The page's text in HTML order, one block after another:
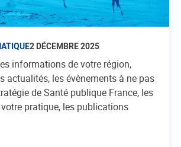
2 DÉCEMBRE 2025
informations de votre région,
actualités, les évènements à ne pas
de Santé publique France, les
pratique, les publications